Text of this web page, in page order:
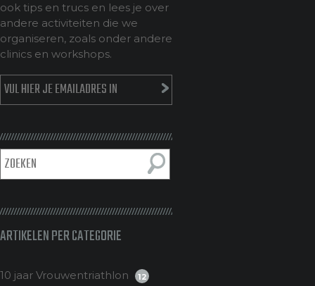
ook tips en trucs en lees je over
andere activiteiten die we
organiseren, zoals onder andere
clinics en workshops.
ARTIKELEN PER CATEGORIE
10 jaar Vrouwentriathlon 12